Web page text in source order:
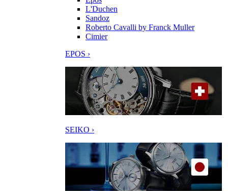
L'Duchen
Sandoz
Roberto Cavalli by Franck Muller
Cimier
EPOS ›
SEIKO ›